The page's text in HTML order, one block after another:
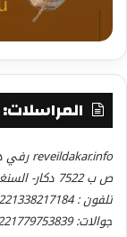
المراسلات:
reveildakar.info رفي داكار.انفو
ص ب 7522 دكار- السنغال
تلفون : 00221338217184
جوالات: 00221779753839